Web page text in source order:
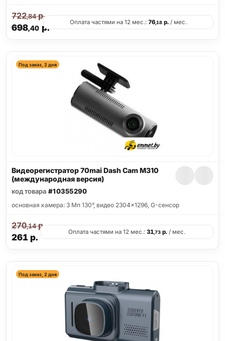
698,40р.
722,84р.
Оплата частями на 12 мес.: 76,18 р. / мес.
Под заказ, 2 дня
Видеорегистратор 70mai Dash Cam M310
(международная версия)
код товара #10355290
основная камера: 3 Мп 130°, видео 2304x1296, G-сенсор
261 р.
270,14р.
Оплата частями на 12 мес.: 31,73р./ мес.
Под заказ, 2 дня